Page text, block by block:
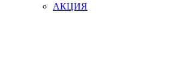
АКЦИЯ